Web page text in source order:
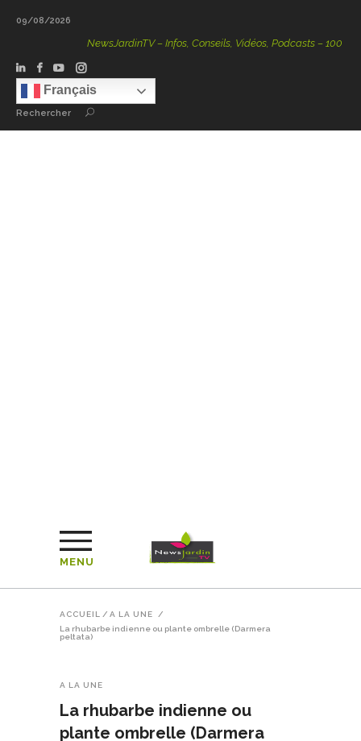
09/08/2026
NewsJardinTV – Infos, Conseils, Vidéos, Podcasts – 100 %
Français
Rechercher
MENU
ACCUEIL / A LA UNE
/
La rhubarbe indienne ou plante ombrelle (Darmera
peltata)
A LA UNE
La rhubarbe indienne ou
plante ombrelle (Darmera